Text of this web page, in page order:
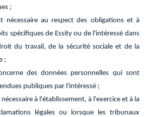
;
nécessaire au respect des obligations et à
spécifiques de Essity ou de l'intéressé dans
du travail, de la sécurité sociale et de la
;
des données personnelles qui sont
publiques par l'intéressé ;
à l'établissement, à l'exercice et à la
légales ou lorsque les tribunaux